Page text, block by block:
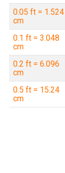
0.05 ft = 1.524
cm
0.1 ft = 3.048
cm
0.2 ft = 6.096
cm
0.5 ft = 15.24
cm